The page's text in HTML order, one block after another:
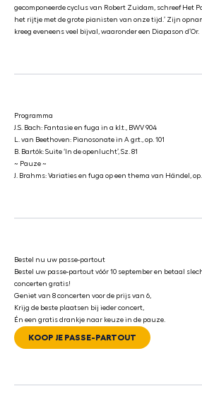
gecomponeerde cyclus van Robert Zuidam, schreef Het
het rijtje met de grote pianisten van onze tijd.’ Zijn
kreeg eveneens veel bijval, waaronder een Diapason d’Or.
Programma
J.S. Bach: Fantasie en fuga in a kl.t., BWV 904
L. van Beethoven: Pianosonate in A gr.t., op. 101
B. Bartók: Suite ‘In de openlucht’, Sz. 81
~ Pauze ~
J. Brahms: Variaties en fuga op een thema van Händel,
Bestel nu uw passe-partout
Bestel uw passe-partout vóór 10 september en betaal
concerten gratis!
Geniet van 8 concerten voor de prijs van 6,
Krijg de beste plaatsen bij ieder concert,
Én een gratis drankje naar keuze in de pauze.
KOOP JE PASSE-PARTOUT